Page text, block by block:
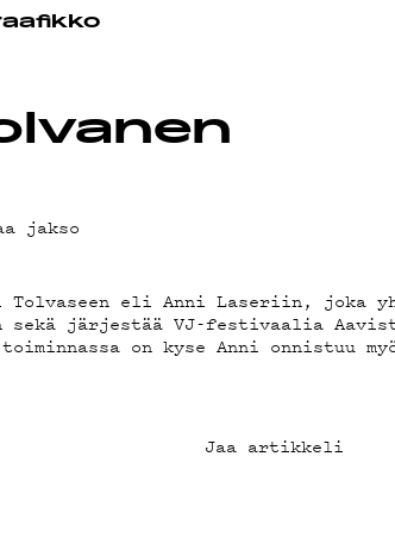
jakso
Tolvaseen eli Anni Laseriin, joka
sekä järjestää VJ-festivaalia
on kyse Anni onnistuu
Jaa artikkeli